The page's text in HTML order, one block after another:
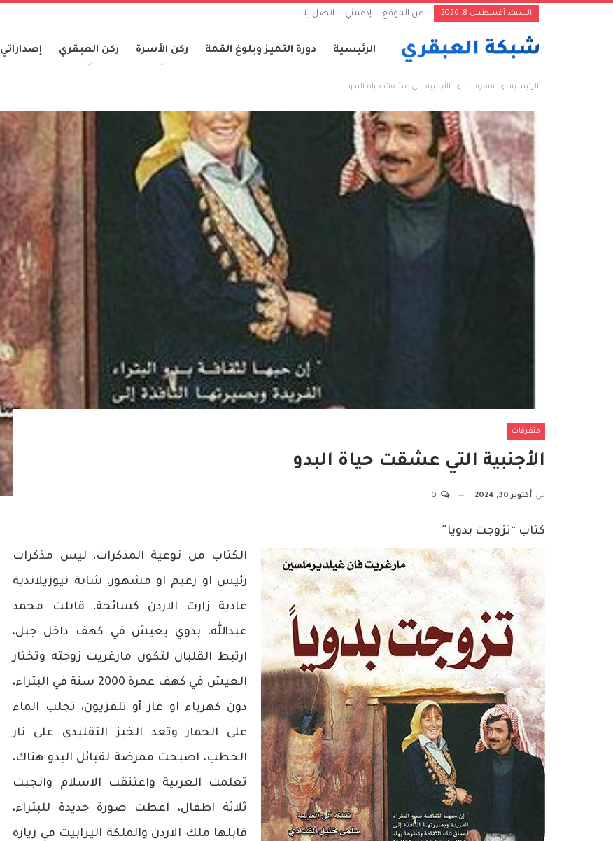
السبت, أغسطس 8, 2026 عن الموقع إدعمني اتصل بنا
الرئيسية دورة التميز وبلوغ القمة ركن الأسرة ركن العبقري إصداراتي
الرئيسية متفرقات الأجنبية التي عشقت حياة البدو
متفرقات
الأجنبية التي عشقت حياة البدو
في أكتوبر 30, 2024
كتاب “تزوجت بدويا”
الكتاب من نوعية المذكرات، ليس مذكرات
رئيس او زعيم او مشهور، شابة نيوزيلاندية
عادية زارت الاردن كسائحة، قابلت محمد
عبدالله، بدوي يعيش في كهف داخل جبل،
ارتبط القلبان لتكون مارغريت زوجته وتختار
العيش في كهف عمرة 2000 سنة في البتراء،
دون كهرباء او غاز أو تلفزيون، تجلب الماء
على الحمار وتعد الخبز التقليدي على نار
الحطب، اصبحت ممرضة لقبائل البدو هناك،
تعلمت العربية واعتنقت الاسلام وانجبت
ثلاثة اطفال، اعطت صورة جديدة للبتراء،
قابلها ملك الاردن والملكة اليزابيت في زيارة